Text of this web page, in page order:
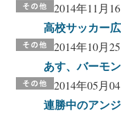
2014年11月
高校サッカー
2014年10月
あす、バーモ
2014年05月
連勝中のアン